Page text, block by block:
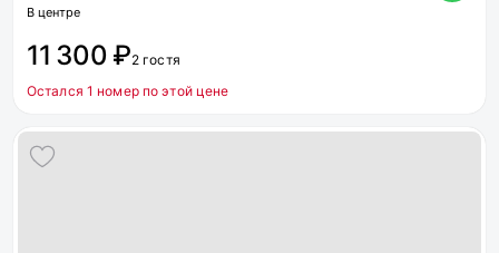
В центре
11 300 ₽2 гостя
Остался 1 номер по этой цене